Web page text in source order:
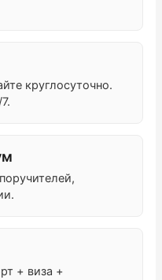
круглосуточно.
+ виза +